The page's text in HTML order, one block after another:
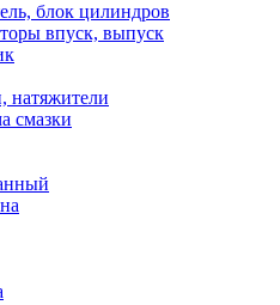
блок цилиндров
впуск, выпуск
натяжители
смазки